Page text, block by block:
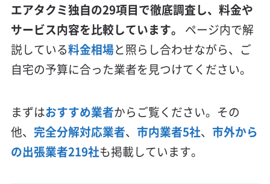
エアタクミ独自の29項目で徹底調査し、料金や
サービス内容を比較しています。
ページ内で解
説している料金相場と照らし合わせながら、ご
自宅の予算に合った業者を見つけてください。
まずはおすすめ業者からご覧ください。その
他、 完全分解対応業者、 市内業者5社、 市外から
の出張業者219社も掲載しています。